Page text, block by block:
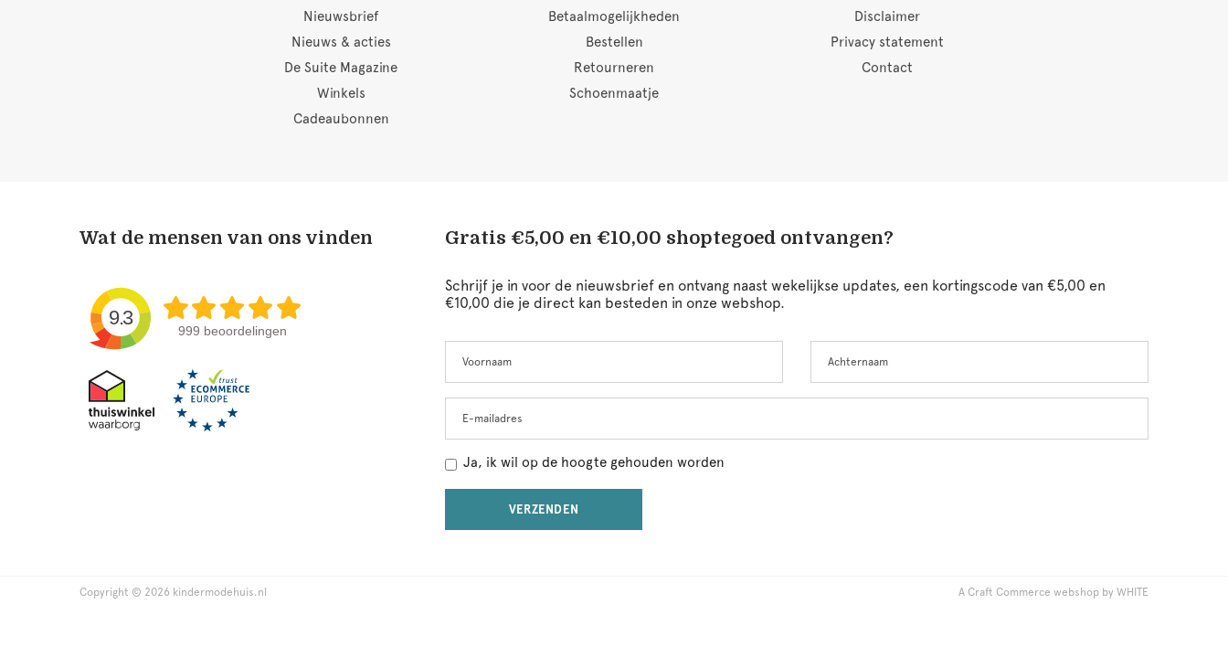
Nieuwsbrief
Nieuws & acties
De Suite Magazine
Winkels
Cadeaubonnen
Betaalmogelijkheden
Bestellen
Retourneren
Schoenmaatje
Disclaimer
Privacy statement
Contact
Wat de mensen van ons vinden
9.3
999 beoordelingen
Gratis €5,00 en €10,00 shoptegoed ontvangen?
Schrijf je in voor de nieuwsbrief en ontvang naast wekelijkse updates, een kortingscode van €5,00 en
€10,00 die je direct kan besteden in onze webshop.
this
field
blank
Ja, ik wil op de hoogte gehouden worden
VERZENDEN
Copyright © 2026 kindermodehuis.nl A Craft Commerce webshop by WHITE